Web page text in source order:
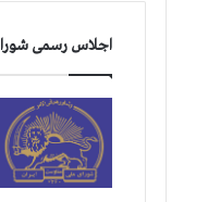
اجلاس رسمی شورا